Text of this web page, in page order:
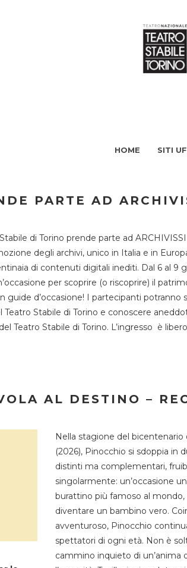
HOME SITI
PARTE AD
di Torino prende parte ad
degli archivi, unico in Italia e in
di contenuti digitali inediti. Dal 6 al 9
per scoprire (o riscoprire) il
guide d’occasione! I partecipanti
Stabile di Torino e conoscere
Teatro Stabile di Torino. L’ingresso è
AL DESTINO –
Nella stagione del bicentenario
(2026), Pinocchio si sdoppia in
distinti ma complementari,
singolarmente: un’occasione
burattino più famoso al
diventare un bambino vero.
avventuroso, Pinocchio
spettatori di ogni età. Non è
cammino inquieto di un’anima